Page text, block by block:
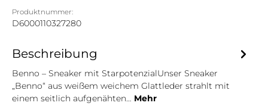
Produktnummer:
D6000110327280
Beschreibung
Benno – Sneaker mit StarpotenzialUnser Sneaker
„Benno“ aus weißem weichem Glattleder strahlt mit
einem seitlich aufgenähten… Mehr